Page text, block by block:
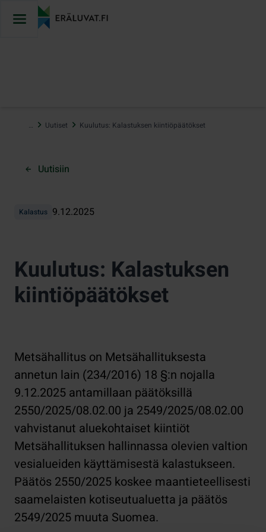
sisältöön
… Uutiset Kuulutus: Kalastuksen kiintiöpäätökset
Uutisiin
Kalastus 9.12.2025
Kuulutus: Kalastuksen
kiintiöpäätökset
Metsähallitus on Metsähallituksesta
annetun lain (234/2016) 18 §:n nojalla
9.12.2025 antamillaan päätöksillä
2550/2025/08.02.00 ja 2549/2025/08.02.00
vahvistanut aluekohtaiset kiintiöt
Metsähallituksen hallinnassa olevien valtion
vesialueiden käyttämisestä kalastukseen.
Päätös 2550/2025 koskee maantieteellisesti
saamelaisten kotiseutualuetta ja päätös
2549/2025 muuta Suomea.